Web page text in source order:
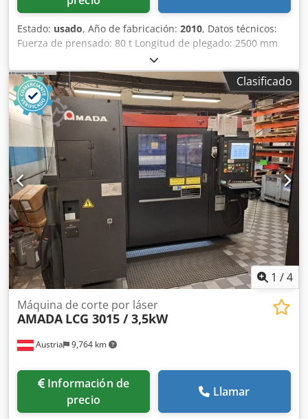
Estado: usado, Año de fabricación: 2010, Datos técnicos:
Fuerza de prensado: 80 t Longitud de plegado: 2500 mm
Distancia entre columnas: 2125 mm Carrera del pistón –
máx.: 200 mm Grosor de la chapa: 6 mm Consumo total de
energía: 9 kW Presión de funcionamiento: 275 bar Saliente:
420 mm Velocidad de aproximación: 100 mm/s Velocidad
de trabajo: 10 mm/s Djdezpaqfjpfx Ai Nsck Peso
aproximado de la máquina: 5,8 t Espacio requerido
(aprox.): 3,8 x 2,4 x 2,95 m Prensa plegadora CNC, ejes Y1,
Y2, X1 y R controlados, armario de accesorios con su
contenido, poco uso
Clasificado
1 /4
Austria 9,764 km
Máquina de corte por láser
AMADA LCG 3015 / 3,5kW
Información de
precio
Llamar